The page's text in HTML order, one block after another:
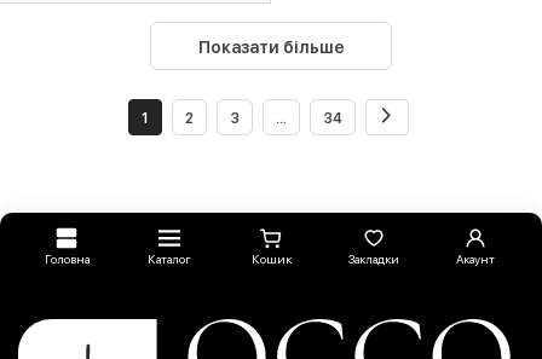
Показати більше
1 2 3 ... 34
Головна Каталог Кошик Закладки Акаунт